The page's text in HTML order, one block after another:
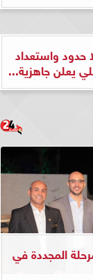
حدود واستعداد
يعلن جاهزية...
المجددة في